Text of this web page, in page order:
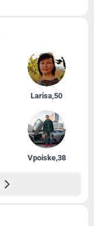
Larisa,50
Vpoiske,38